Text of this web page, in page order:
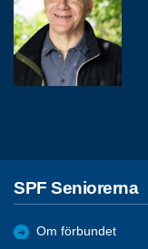
SPF Seniorerna
Om förbundet